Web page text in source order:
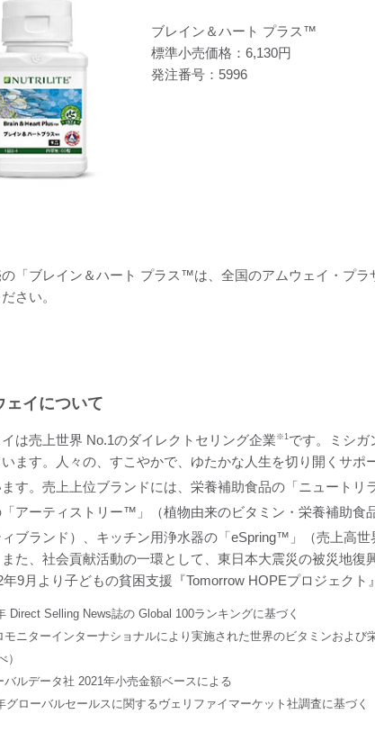
ブレイン＆ハート プラス™
標準小売価格：6,130円
発注番号：5996
「ブレイン＆ハート プラス™は、全国のアムウェイ・プラ
さい。
ェイについて
は売上世界 No.1のダイレクトセリング企業 ※1です。ミシガ
ます。人々の、すこやかで、ゆたかな人生を切り開くサ
す。売上上位ブランドには、栄養補助食品の「ニュートリ
アーティストリー™」（植物由来のビタミン・栄養補助食
ィブランド）、キッチン用浄水器の「eSpring™」（売上高世
た、社会貢献活動の一環として、東日本大震災の被災地
年9月より子どもの貧困支援『Tomorrow HOPEプロジェクト
Direct Selling News誌の Global 100ランキングに基づく
ニターインターナショナルにより実施された世界のビタミンおよび
）
ルデータ社 2021年小売金額ベースによる
グローバルセールスに関するヴェリファイマーケット社調査に基づく